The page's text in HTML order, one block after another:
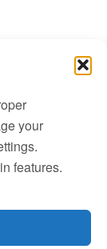
your
features.
does not